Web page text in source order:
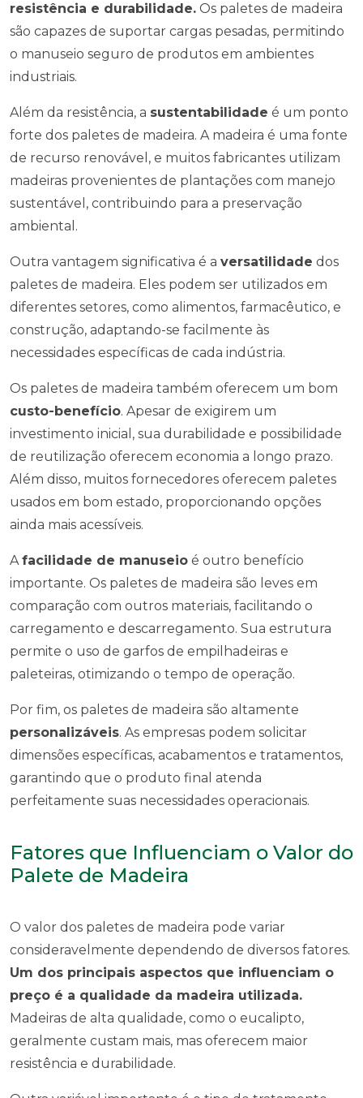
resistência e durabilidade. Os paletes de madeira
são capazes de suportar cargas pesadas, permitindo
o manuseio seguro de produtos em ambientes
industriais.
Além da resistência, a sustentabilidade é um ponto
forte dos paletes de madeira. A madeira é uma fonte
de recurso renovável, e muitos fabricantes utilizam
madeiras provenientes de plantações com manejo
sustentável, contribuindo para a preservação
ambiental.
Outra vantagem significativa é a versatilidade dos
paletes de madeira. Eles podem ser utilizados em
diferentes setores, como alimentos, farmacêutico, e
construção, adaptando-se facilmente às
necessidades específicas de cada indústria.
Os paletes de madeira também oferecem um bom
custo-benefício. Apesar de exigirem um
investimento inicial, sua durabilidade e possibilidade
de reutilização oferecem economia a longo prazo.
Além disso, muitos fornecedores oferecem paletes
usados em bom estado, proporcionando opções
ainda mais acessíveis.
Afacilidade de manuseio é outro benefício
importante. Os paletes de madeira são leves em
comparação com outros materiais, facilitando o
carregamento e descarregamento. Sua estrutura
permite o uso de garfos de empilhadeiras e
paleteiras, otimizando o tempo de operação.
Por fim, os paletes de madeira são altamente
personalizáveis. As empresas podem solicitar
dimensões específicas, acabamentos e tratamentos,
garantindo que o produto final atenda
perfeitamente suas necessidades operacionais.
Fatores que Influenciam o Valor do
Palete de Madeira
O valor dos paletes de madeira pode variar
consideravelmente dependendo de diversos fatores.
Um dos principais aspectos que influenciam o
preço é a qualidade da madeira utilizada.
Madeiras de alta qualidade, como o eucalipto,
geralmente custam mais, mas oferecem maior
resistência e durabilidade.